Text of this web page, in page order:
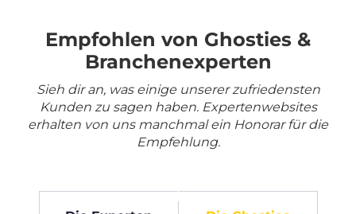
Empfohlen von Ghosties &
Branchenexperten
Sieh dir an, was einige unserer zufriedensten
Kunden zu sagen haben. Expertenwebsites
erhalten von uns manchmal ein Honorar für die
Empfehlung.